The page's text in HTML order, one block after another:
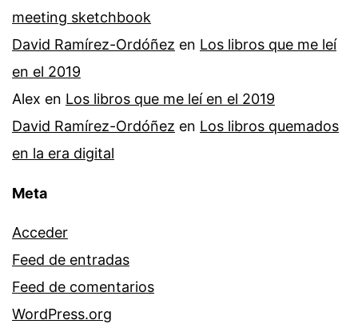
meeting sketchbook
David Ramírez-Ordóñez en Los libros que me leí
en el 2019
Alex en Los libros que me leí en el 2019
David Ramírez-Ordóñez en Los libros quemados
en la era digital
Meta
Acceder
Feed de entradas
Feed de comentarios
WordPress.org